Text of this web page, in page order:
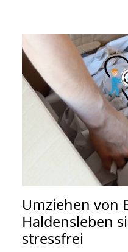
Umziehen von
Haldensleben
stressfrei